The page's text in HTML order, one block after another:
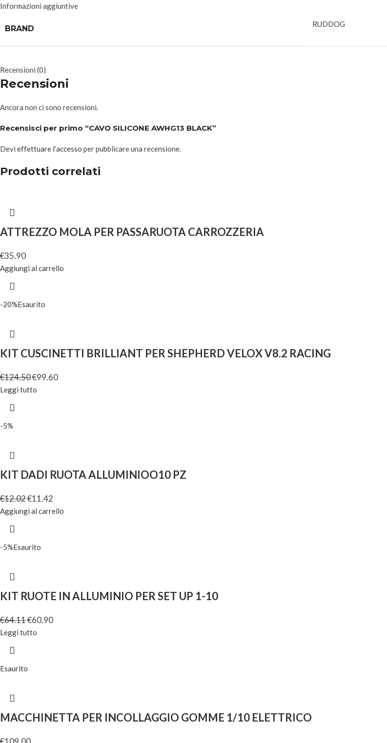
Informazioni aggiuntive
BRAND RUDDOG
Recensioni (0)
Recensioni
Ancora non ci sono recensioni.
Recensisci per primo “CAVO SILICONE AWHG13 BLACK”
Devi effettuare l’accesso per pubblicare una recensione.
Prodotti correlati
ATTREZZO MOLA PER PASSARUOTA CARROZZERIA
€35.90
Aggiungi al carrello
-20%Esaurito
KIT CUSCINETTI BRILLIANT PER SHEPHERD VELOX V8.2 RACING
€124.50€99.60
Leggi tutto
-5%
KIT DADI RUOTA ALLUMINIOO10 PZ
€12.02€11.42
Aggiungi al carrello
-5%Esaurito
KIT RUOTE IN ALLUMINIO PER SET UP 1-10
€64.11€60.90
Leggi tutto
Esaurito
MACCHINETTA PER INCOLLAGGIO GOMME 1/10 ELETTRICO